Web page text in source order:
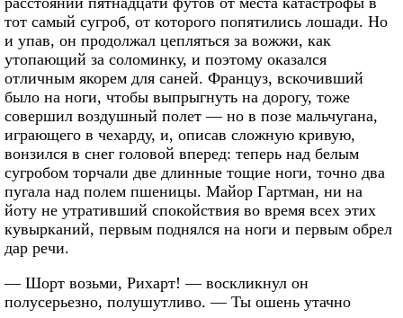
тот самый сугроб, от которого попятились лошади. Но
и упав, он продолжал цепляться за вожжи, как
утопающий за соломинку, и поэтому оказался
отличным якорем для саней. Француз, вскочивший
было на ноги, чтобы выпрыгнуть на дорогу, тоже
совершил воздушный полет — но в позе мальчугана,
играющего в чехарду, и, описав сложную кривую,
вонзился в снег головой вперед: теперь над белым
сугробом торчали две длинные тощие ноги, точно два
пугала над полем пшеницы. Майор Гартман, ни на
йоту не утративший спокойствия во время всех этих
кувырканий, первым поднялся на ноги и первым обрел
дар речи.
— Шорт возьми, Рихарт! — воскликнул он
полусерьезно, полушутливо. — Ты ошень утачно